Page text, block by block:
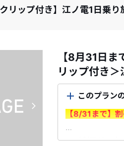
リップ付き】江ノ電1日乗り
【8月31日
リップ付き＞
このプラン
【8/31まで】
＜ご利用前に必